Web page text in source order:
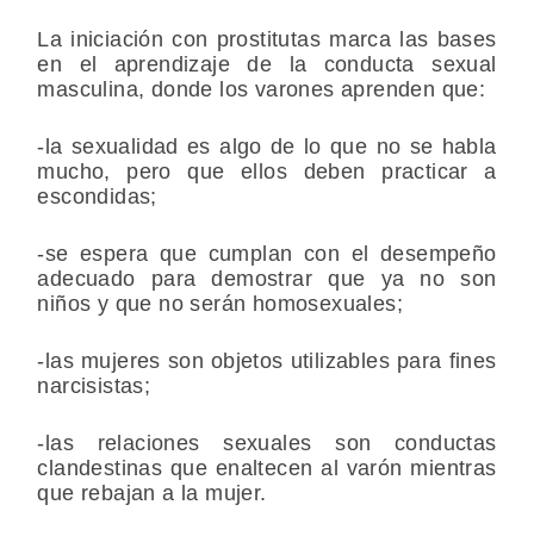
La iniciación con prostitutas marca las bases
en el aprendizaje de la conducta sexual
masculina, donde los varones aprenden que:
-la sexualidad es algo de lo que no se habla
mucho, pero que ellos deben practicar a
escondidas;
-se espera que cumplan con el desempeño
adecuado para demostrar que ya no son
niños y que no serán homosexuales;
-las mujeres son objetos utilizables para fines
narcisistas;
-las relaciones sexuales son conductas
clandestinas que enaltecen al varón mientras
que rebajan a la mujer.